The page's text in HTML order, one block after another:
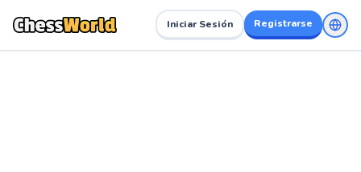
Iniciar Sesión Registrarse